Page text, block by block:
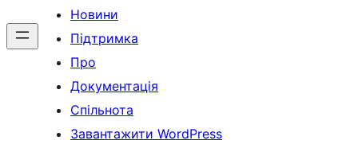
Новини
Підтримка
Про
Документація
Спільнота
Завантажити WordPress